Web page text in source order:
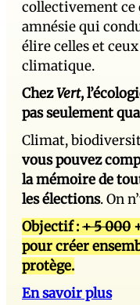
collectivement ce
amnésie qui
élire celles et
climatique.
ChezVert,
pas seulement
Climat,
vous pouvez
la mémoire de
les élections. On
Objectif :+ 5 000
pour créer
protège.
En savoir plus